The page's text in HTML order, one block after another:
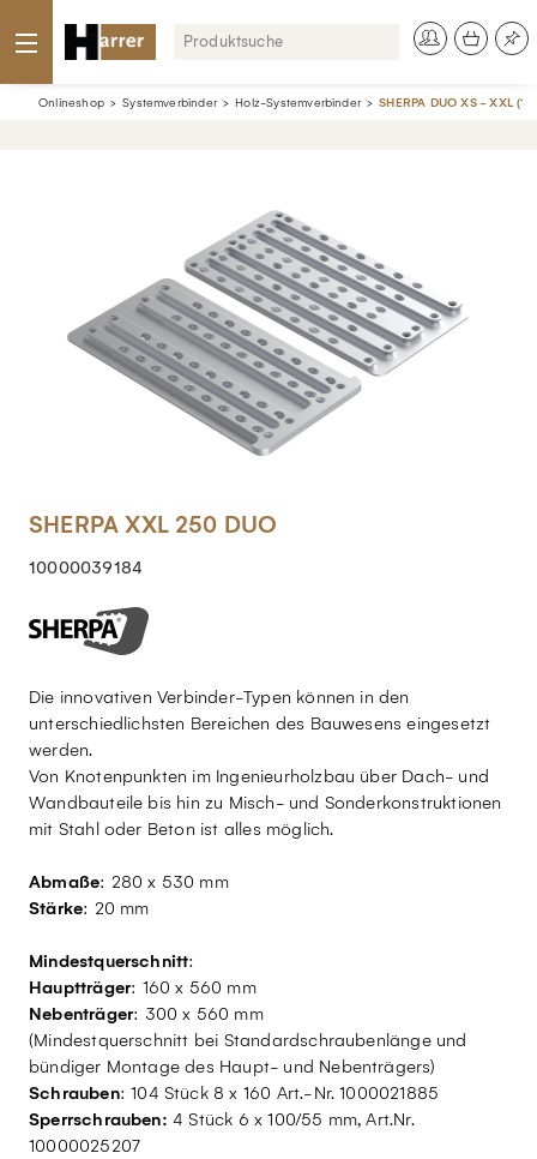
Onlineshop Systemverbinder Holz-Systemverbinder SHERPA DUO XS - XXL
SHERPA XXL 250 DUO
10000039184
Die innovativen Verbinder-Typen können in den
unterschiedlichsten Bereichen des Bauwesens eingesetzt
werden.
Von Knotenpunkten im Ingenieurholzbau über Dach- und
Wandbauteile bis hin zu Misch- und Sonderkonstruktionen
mit Stahl oder Beton ist alles möglich.
Abmaße: 280 x 530 mm
Stärke: 20 mm
Mindestquerschnitt:
Hauptträger: 160 x 560 mm
Nebenträger: 300 x 560 mm
(Mindestquerschnitt bei Standardschraubenlänge und
bündiger Montage des Haupt- und Nebenträgers)
Schrauben: 104 Stück 8 x 160 Art.-Nr. 1000021885
Sperrschrauben: 4 Stück 6 x 100/55 mm, Art.Nr.
10000025207